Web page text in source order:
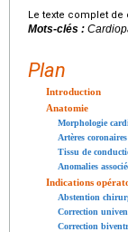
Le texte complet de
Mots-clés :
Plan
Introduction
Anatomie
Morphologie
Artères coronaires
Tissu de
Anomalies
Indications
Abstention
Correction
Correction